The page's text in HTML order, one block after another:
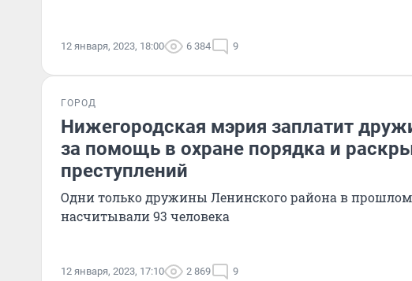
12 января, 2023, 18:00 6 384 9
ГОРОД
Нижегородская мэрия заплатит
за помощь в охране порядка и
преступлений
Одни только дружины Ленинского района в прошлом
насчитывали 93 человека
12 января, 2023, 17:10 2 869 9